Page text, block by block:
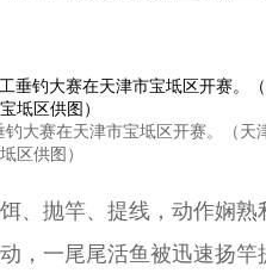
大赛在天津市宝坻区开赛。（天
坻区供图）
抛竿、提线，动作娴熟
，一尾尾活鱼被迅速扬竿